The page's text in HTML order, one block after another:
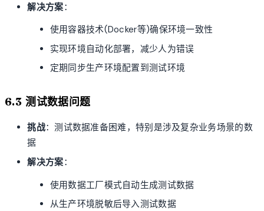
解决方案：
使用容器技术(Docker等)确保环境一致性
实现环境自动化部署，减少人为错误
定期同步生产环境配置到测试环境
6.3 测试数据问题
挑战：测试数据准备困难，特别是涉及复杂业务场景的数
据
解决方案：
使用数据工厂模式自动生成测试数据
从生产环境脱敏后导入测试数据